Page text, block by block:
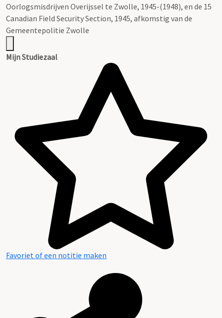
Oorlogsmisdrijven Overijssel te Zwolle, 1945-(1948), en de 15
Canadian Field Security Section, 1945, afkomstig van de
Gemeentepolitie Zwolle
Mijn Studiezaal
Favoriet of een notitie maken